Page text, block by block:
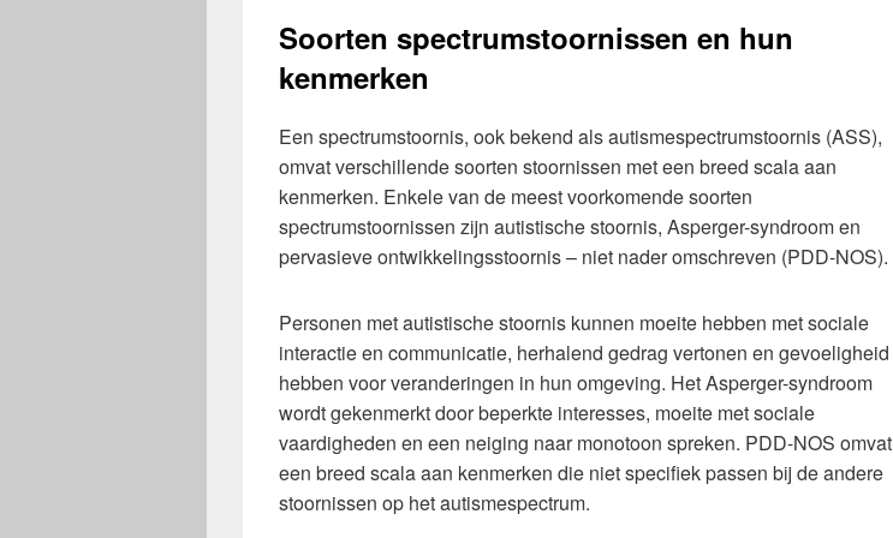
Soorten spectrumstoornissen en hun
kenmerken
Een spectrumstoornis, ook bekend als autismespectrumstoornis (ASS),
omvat verschillende soorten stoornissen met een breed scala aan
kenmerken. Enkele van de meest voorkomende soorten
spectrumstoornissen zijn autistische stoornis, Asperger-syndroom en
pervasieve ontwikkelingsstoornis – niet nader omschreven (PDD-NOS).
Personen met autistische stoornis kunnen moeite hebben met sociale
interactie en communicatie, herhalend gedrag vertonen en gevoeligheid
hebben voor veranderingen in hun omgeving. Het Asperger-syndroom
wordt gekenmerkt door beperkte interesses, moeite met sociale
vaardigheden en een neiging naar monotoon spreken. PDD-NOS omvat
een breed scala aan kenmerken die niet specifiek passen bij de andere
stoornissen op het autismespectrum.